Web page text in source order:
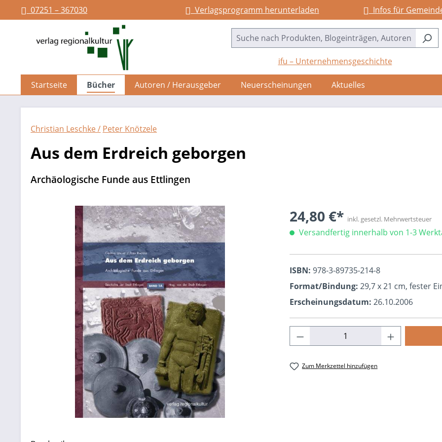
Zur Hauptnavigation springen
07251 – 367030 Verlagsprogramm herunterladen Infos für
ifu – Unternehmensgeschichte
Startseite Bücher Autoren / Herausgeber Neuerscheinungen Aktuelles
Christian Leschke / Peter Knötzele
Aus dem Erdreich geborgen
Archäologische Funde aus Ettlingen
Bildergalerie überspringen 24,80 €* inkl. gesetzl. Mehrwertsteuer
Versandfertig innerhalb von 1-3
ISBN: 978-3-89735-214-8
Format/Bindung: 29,7 x 21 cm, fester
Erscheinungsdatum: 26.10.2006
Produkt Anzahl: Gib den
Zum Merkzettel hinzufügen